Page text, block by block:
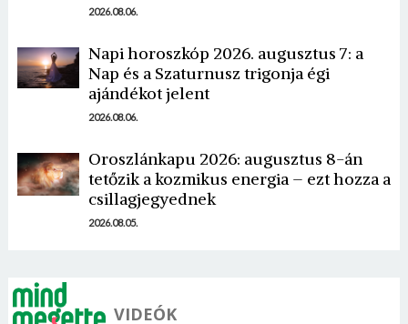
2026.08.06.
Napi horoszkóp 2026. augusztus 7: a
Nap és a Szaturnusz trigonja égi
ajándékot jelent
2026.08.06.
Oroszlánkapu 2026: augusztus 8-án
tetőzik a kozmikus energia – ezt hozza a
csillagjegyednek
2026.08.05.
VIDEÓK